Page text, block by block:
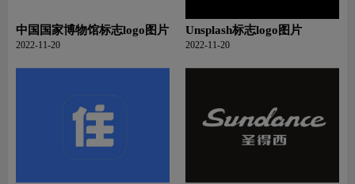
中国国家博物馆标志logo图片
2022-11-20
Unsplash标志logo图片
2022-11-20